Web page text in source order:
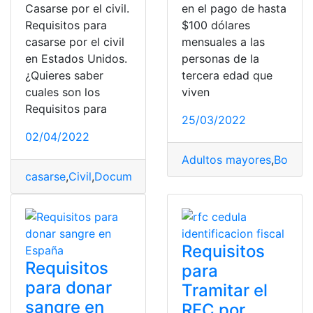
Casarse por el civil.
Requisitos para
casarse por el civil
en Estados Unidos.
¿Quieres saber
cuales son los
Requisitos para
02/04/2022
casarse,Civil,Documentos Estados Unidos,Requisitos
en el pago de hasta
$100 dólares
mensuales a las
personas de la
tercera edad que
viven
25/03/2022
Adultos mayores,Bono
Requisitos
para donar
sangre en
Requisitos
para
Tramitar el